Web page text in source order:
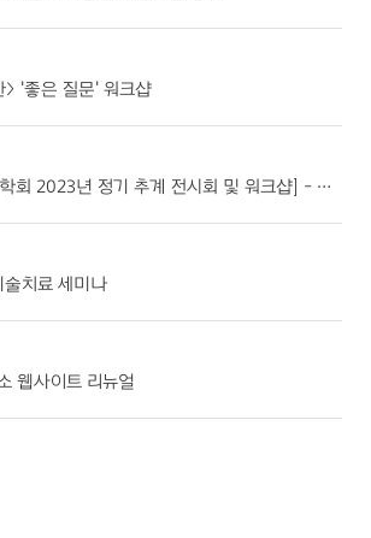
하기
> '좋은 질문' 워크샵
[국제임상미술치료학회 2023년 정기 추계 전시회 및 워크샵] - 용기 Courage
치료 세미나
웹사이트 리뉴얼